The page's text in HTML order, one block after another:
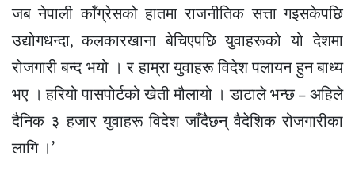
जब नेपाली काँग्रेसको हातमा राजनीतिक सत्ता गइसकेपछि
उद्योगधन्दा, कलकारखाना बेचिएपछि युवाहरूको यो देशमा
रोजगारी बन्द भयो । र हाम्रा युवाहरू विदेश पलायन हुन बाध्य
भए । हरियो पासपोर्टको खेती मौलायो । डाटाले भन्छ – अहिले
दैनिक ३ हजार युवाहरू विदेश जाँदैछन् वैदेशिक रोजगारीका
लागि ।’